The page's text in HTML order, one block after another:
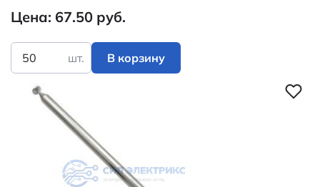
Цена: 67.50 руб.
шт. В корзину